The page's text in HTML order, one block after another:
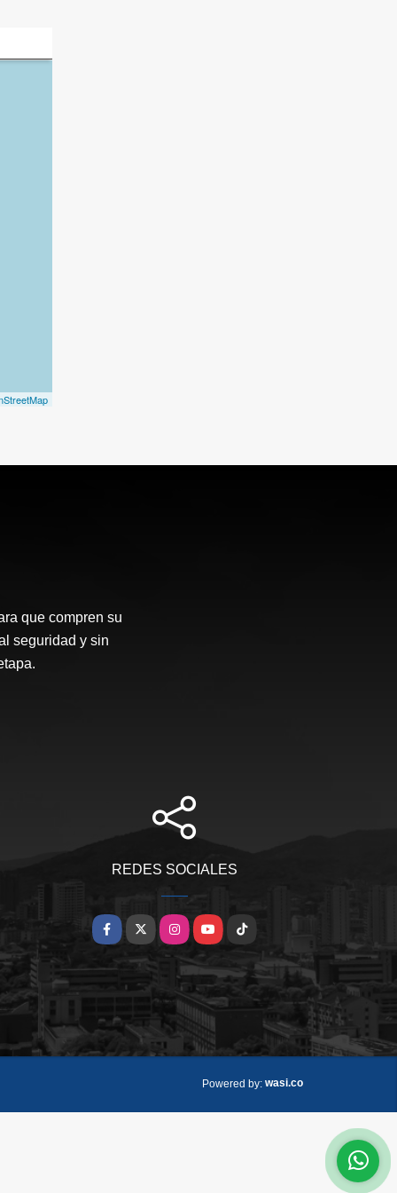
que compren su
seguridad y sin
REDES SOCIALES
Facebook
X InstagramYouTubeTikTok
Powered by: wasi.co